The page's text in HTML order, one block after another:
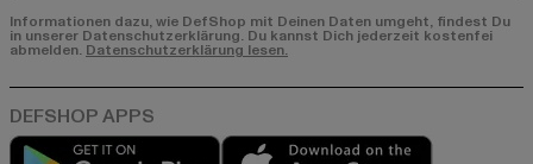
Informationen dazu, wie DefShop mit Deinen Daten umgeht, findest Du
in unserer Datenschutzerklärung. Du kannst Dich jederzeit kostenfei
abmelden. Datenschutzerklärung lesen.
Play market